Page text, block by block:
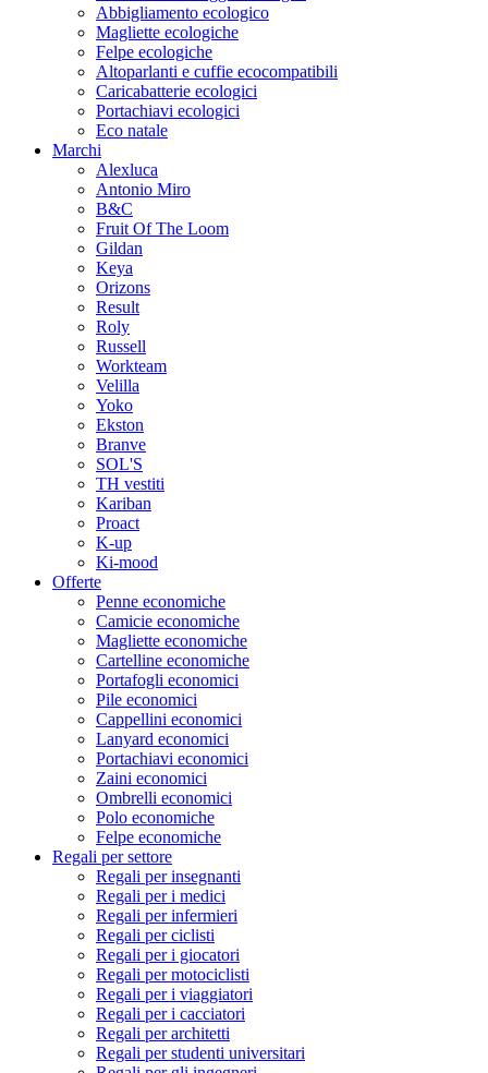
Abbigliamento ecologico
Magliette ecologiche
Felpe ecologiche
Altoparlanti e cuffie ecocompatibili
Caricabatterie ecologici
Portachiavi ecologici
Eco natale
Marchi
Alexluca
Antonio Miro
B&C
Fruit Of The Loom
Gildan
Keya
Orizons
Result
Roly
Russell
Workteam
Velilla
Yoko
Ekston
Branve
SOL'S
TH vestiti
Kariban
Proact
K-up
Ki-mood
Offerte
Penne economiche
Camicie economiche
Magliette economiche
Cartelline economiche
Portafogli economici
Pile economici
Cappellini economici
Lanyard economici
Portachiavi economici
Zaini economici
Ombrelli economici
Polo economiche
Felpe economiche
Regali per settore
Regali per insegnanti
Regali per i medici
Regali per infermieri
Regali per ciclisti
Regali per i giocatori
Regali per motociclisti
Regali per i viaggiatori
Regali per i cacciatori
Regali per architetti
Regali per studenti universitari